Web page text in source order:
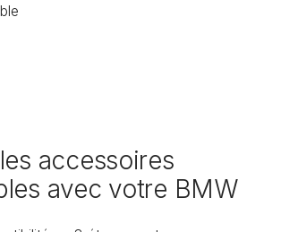
accessoires
avec votre BMW